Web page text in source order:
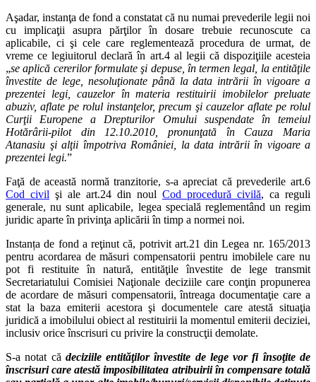
Aşadar, instanţa de fond a constatat că nu numai prevederile legii noi
cu implicaţii asupra părţilor în dosare trebuie recunoscute ca
aplicabile, ci şi cele care reglementează procedura de urmat, de
vreme ce legiuitorul declară în art.4 al legii că dispoziţiile acesteia
„se aplică cererilor formulate şi depuse, în termen legal, la entităţile
învestite de lege, nesoluţionate până la data intrării în vigoare a
prezentei legi, cauzelor în materia restituirii imobilelor preluate
abuziv, aflate pe rolul instanţelor, precum şi cauzelor aflate pe rolul
Curţii Europene a Drepturilor Omului suspendate în temeiul
Hotărârii-pilot din 12.10.2010, pronunţată în Cauza Maria
Atanasiu şi alţii împotriva României, la data intrării în vigoare a
prezentei legi.”
Faţă de această normă tranzitorie, s-a apreciat că prevederile art.6
Cod civil şi ale art.24 din noul Cod procedură civilă, ca reguli
generale, nu sunt aplicabile, legea specială reglementând un regim
juridic aparte în privinţa aplicării în timp a normei noi.
Instanța de fond a reţinut că, potrivit art.21 din Legea nr. 165/2013
pentru acordarea de măsuri compensatorii pentru imobilele care nu
pot fi restituite în natură, entităţile învestite de lege transmit
Secretariatului Comisiei Naţionale deciziile care conţin propunerea
de acordare de măsuri compensatorii, întreaga documentaţie care a
stat la baza emiterii acestora şi documentele care atestă situaţia
juridică a imobilului obiect al restituirii la momentul emiterii deciziei,
inclusiv orice înscrisuri cu privire la construcţii demolate.
S-a notat că deciziile entităţilor învestite de lege vor fi însoţite de
înscrisuri care atestă imposibilitatea atribuirii în compensare totală